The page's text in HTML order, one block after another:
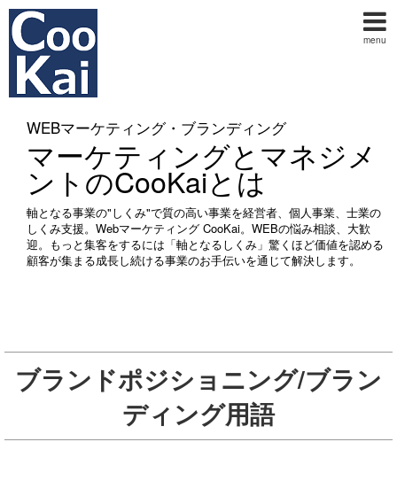
menu
WEBマーケティング・ブランディング
マーケティングとマネジメ
ントのCooKaiとは
軸となる事業の"しくみ"で質の高い事業を経営者、個人事業、士業の
しくみ支援。Webマーケティング CooKai。WEBの悩み相談、大歓
迎。もっと集客をするには「軸となるしくみ」驚くほど価値を認める
顧客が集まる成長し続ける事業のお手伝いを通じて解決します。
ブランドポジショニング/ブラン
ディング用語